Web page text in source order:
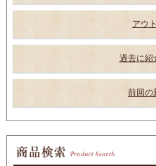
アウ
過去に紹
前回の